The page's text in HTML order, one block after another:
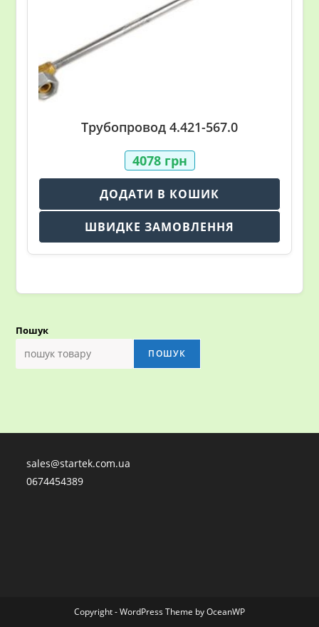
Трубопровод 4.421-567.0
4078 грн
ДОДАТИ В КОШИК
ШВИДКЕ ЗАМОВЛЕННЯ
Пошук
ПОШУК
sales@startek.com.ua
0674454389
Copyright - WordPress Theme by OceanWP